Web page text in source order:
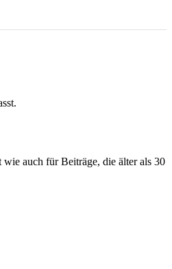
auch für Beiträge, die älter als 30